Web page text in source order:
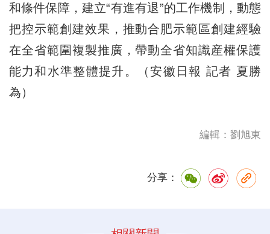
和條件保障，建立“有進有退”的工作機制，動態
把控示範創建效果，推動合肥示範區創建經驗
在全省範圍複製推廣，帶動全省知識産權保護
能力和水準整體提升。（安徽日報 記者 夏勝
為）
編輯：劉旭東
分享：